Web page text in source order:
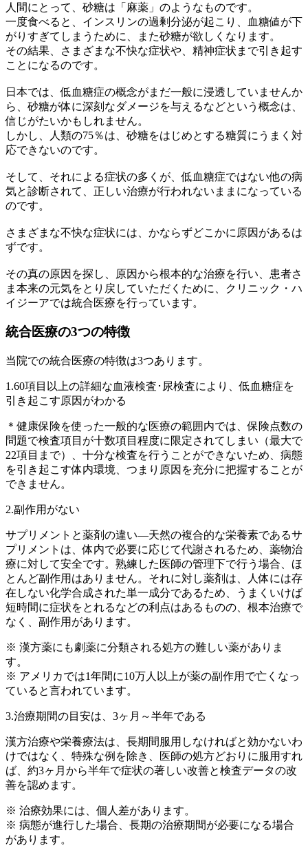
人間にとって、砂糖は「麻薬」のようなものです。
一度食べると、インスリンの過剰分泌が起こり、血糖値が下
がりすぎてしまうために、また砂糖が欲しくなります。
その結果、さまざまな不快な症状や、精神症状まで引き起す
ことになるのです。
日本では、低血糖症の概念がまだ一般に浸透していませんか
ら、砂糖が体に深刻なダメージを与えるなどという概念は、
信じがたいかもしれません。
しかし、人類の75％は、砂糖をはじめとする糖質にうまく対
応できないのです。
そして、それによる症状の多くが、低血糖症ではない他の病
気と診断されて、正しい治療が行われないままになっている
のです。
さまざまな不快な症状には、かならずどこかに原因があるは
ずです。
その真の原因を探し、原因から根本的な治療を行い、患者さ
ま本来の元気をとり戻していただくために、クリニック・ハ
イジーアでは統合医療を行っています。
統合医療の3つの特徴
当院での統合医療の特徴は3つあります。
1.60項目以上の詳細な血液検査･尿検査により、低血糖症を
引き起こす原因がわかる
＊健康保険を使った一般的な医療の範囲内では、保険点数の
問題で検査項目が十数項目程度に限定されてしまい（最大で
22項目まで）、十分な検査を行うことができないため、病態
を引き起こす体内環境、つまり原因を充分に把握することが
できません。
2.副作用がない
サプリメントと薬剤の違い―天然の複合的な栄養素であるサ
プリメントは、体内で必要に応じて代謝されるため、薬物治
療に対して安全です。熟練した医師の管理下で行う場合、ほ
とんど副作用はありません。それに対し薬剤は、人体には存
在しない化学合成された単一成分であるため、うまくいけば
短時間に症状をとれるなどの利点はあるものの、根本治療で
なく、副作用があります。
※ 漢方薬にも劇薬に分類される処方の難しい薬がありま
す。
※ アメリカでは1年間に10万人以上が薬の副作用で亡くなっ
ていると言われています。
3.治療期間の目安は、3ヶ月～半年である
漢方治療や栄養療法は、長期間服用しなければと効かないわ
けではなく、特殊な例を除き、医師の処方どおりに服用すれ
ば、約3ヶ月から半年で症状の著しい改善と検査データの改
善を認めます。
※ 治療効果には、個人差があります。
※ 病態が進行した場合、長期の治療期間が必要になる場合
があります。